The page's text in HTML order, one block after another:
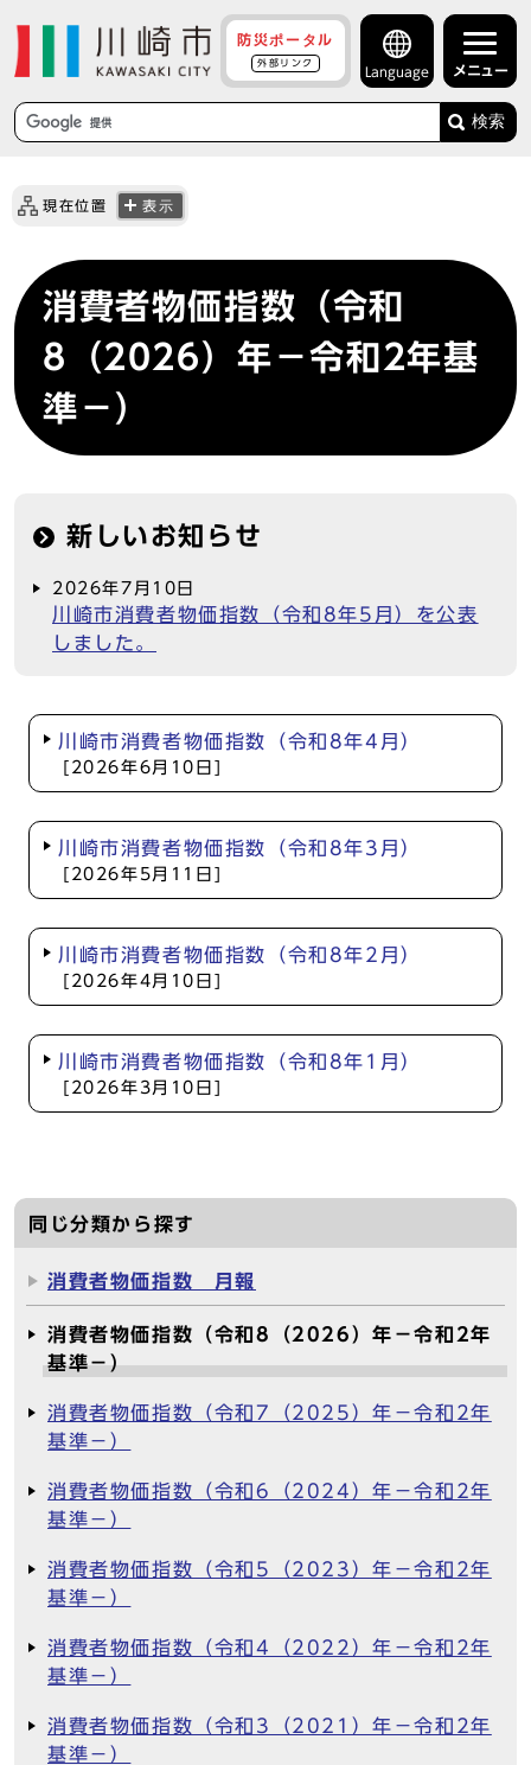
防災ポータル
外部リンク
Language メニュー
検索
現在位置 表示
消費者物価指数（令和
8（2026）年－令和2年基
準－）
新しいお知らせ
2026年7月10日
川崎市消費者物価指数（令和8年5月）を公表
しました。
川崎市消費者物価指数（令和8年4月）
[2026年6月10日]
川崎市消費者物価指数（令和8年3月）
[2026年5月11日]
川崎市消費者物価指数（令和8年2月）
[2026年4月10日]
川崎市消費者物価指数（令和8年1月）
[2026年3月10日]
同じ分類から探す
消費者物価指数 月報
消費者物価指数（令和8（2026）年－令和2年
基準－）
消費者物価指数（令和7（2025）年－令和2年
基準－）
消費者物価指数（令和6（2024）年－令和2年
基準－）
消費者物価指数（令和5（2023）年－令和2年
基準－）
消費者物価指数（令和4（2022）年－令和2年
基準－）
消費者物価指数（令和3（2021）年－令和2年
基準－）